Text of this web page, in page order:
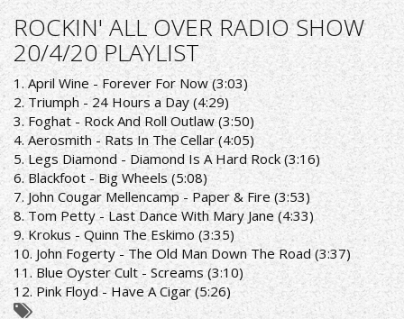
‎–
Sink
Your
Teeth
Into
That
ROCKIN' ALL OVER RADIO SHOW
20/4/20 PLAYLIST
1. April Wine - Forever For Now (3:03)
2. Triumph - 24 Hours a Day (4:29)
3. Foghat - Rock And Roll Outlaw (3:50)
4. Aerosmith - Rats In The Cellar (4:05)
5. Legs Diamond - Diamond Is A Hard Rock (3:16)
6. Blackfoot - Big Wheels (5:08)
7. John Cougar Mellencamp - Paper & Fire (3:53)
8. Tom Petty - Last Dance With Mary Jane (4:33)
9. Krokus - Quinn The Eskimo (3:35)
10. John Fogerty - The Old Man Down The Road (3:37)
11. Blue Oyster Cult - Screams (3:10)
12. Pink Floyd - Have A Cigar (5:26)